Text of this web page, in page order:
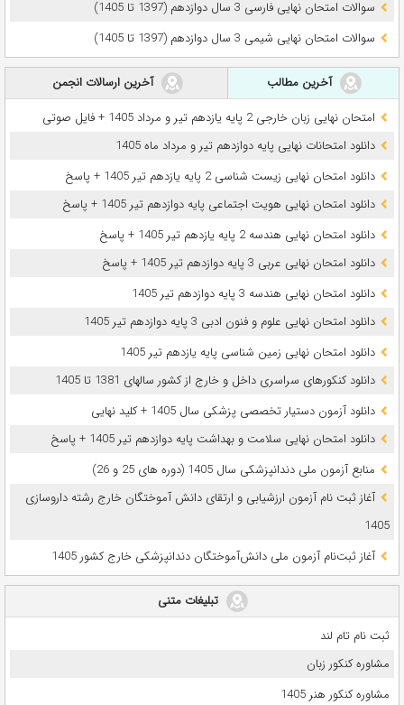
سوالات امتحان نهایی فارسی 3 سال دوازدهم (1397 تا 1405)
سوالات امتحان نهایی شیمی 3 سال دوازدهم (1397 تا 1405)
آخرین مطالب
آخرین ارسالات انجمن
امتحان نهایی زبان خارجی 2 پایه یازدهم تیر و مرداد 1405 + فایل صوتی
دانلود امتحانات نهایی پایه دوازدهم تیر و مرداد ماه 1405
دانلود امتحان نهایی زیست شناسی 2 پایه یازدهم تیر 1405 + پاسخ
دانلود امتحان نهایی هویت اجتماعی پایه دوازدهم تیر 1405 + پاسخ
دانلود امتحان نهایی هندسه 2 پایه یازدهم تیر 1405 + پاسخ
دانلود امتحان نهایی عربی 3 پایه دوازدهم تیر 1405 + پاسخ
دانلود امتحان نهایی هندسه 3 پایه دوازدهم تیر 1405
دانلود امتحان نهایی علوم و فنون ادبی 3 پایه دوازدهم تیر 1405
دانلود امتحان نهایی زمین شناسی پایه یازدهم تیر 1405
دانلود کنکورهای سراسری داخل و خارج از کشور سالهای 1381 تا 1405
دانلود آزمون دستیار تخصصی پزشکی سال 1405 + کلید نهایی
دانلود امتحان نهایی سلامت و بهداشت پایه دوازدهم تیر 1405 + پاسخ
ﻣﻨﺎﺑﻊ آزﻣﻮن ﻣﻠﯽ دندانپزشکی سال 1405 (دوره های 25 و 26)
آغاز ثبت نام آزمون‌ ارزشیابی و ارتقای دانش آموختگان خارج رشته داروسازی
1405
آغاز ثبت‌نام آزمون ملی دانش‌آموختگان دندانپزشکی خارج کشور 1405
تبلیغات متنی
ثبت نام تام لند
مشاوره کنکور زبان
مشاوره کنکور هنر 1405